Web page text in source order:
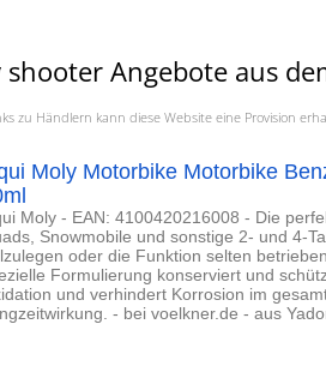
Angebote aus
zu Händlern kann diese Website eine Provision
Moly Motorbike Motorbike
Moly - EAN: 4100420216008 - Die
Snowmobile und sonstige 2- und 4-
oder die Funktion selten
Formulierung konserviert und
und verhindert Korrosion im
- bei voelkner.de - aus